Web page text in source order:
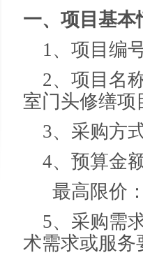
一、项目基本
1、项目编
2、项目名
室门头修缮项
3、采购方
4、预算金
最高限价
5、采购需
术需求或服务